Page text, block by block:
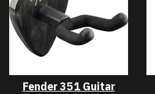
Fender 351 Guitar